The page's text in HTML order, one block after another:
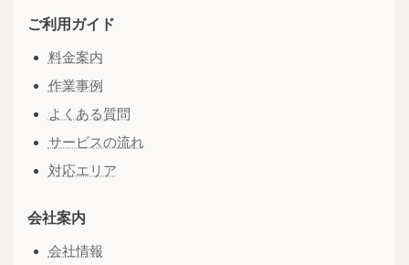
ご利用ガイド
料金案内
作業事例
よくある質問
サービスの流れ
対応エリア
会社案内
会社情報